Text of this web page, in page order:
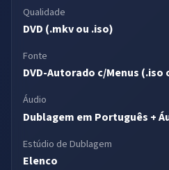
Qualidade
DVD (.mkv ou .iso)
Fonte
DVD-Autorado c/Menus (.iso
Áudio
Dublagem em Português +
Estúdio de Dublagem
Elenco